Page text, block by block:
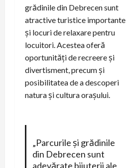
grădinile din Debrecen sunt
atractive turistice importante
și locuri de relaxare pentru
locuitori. Acestea oferă
oportunități de recreere și
divertisment, precum și
posibilitatea de a descoperi
natura și cultura orașului.
„Parcurile și grădinile
din Debrecen sunt
adevărate bijuterii ale